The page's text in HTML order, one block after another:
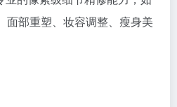
面部重塑、妆容调整、瘦身美